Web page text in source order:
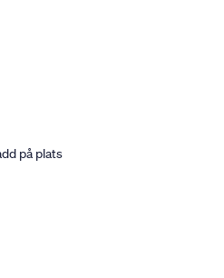
på plats